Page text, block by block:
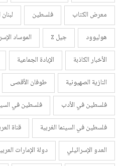
معرض الكتاب
فلسطين
هوليوود
جيل z الموساد
الأخبار الكاذبة
الإبادة الجماعية
النازية الصهيونية
طوفان الأقصى
فلسطين في الأدب
فلسطين في
فلسطين في السينما الغربية
قناة
العدو الإسرائيلي
دولة الإمارات